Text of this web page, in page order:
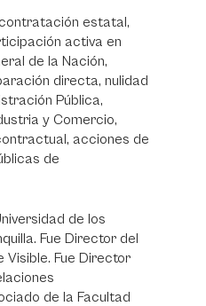
estatal,
activa en
de la Nación,
directa, nulidad
Pública,
y Comercio,
acciones de
de
de los
Fue Director del
Visible. Fue Director
de la Facultad